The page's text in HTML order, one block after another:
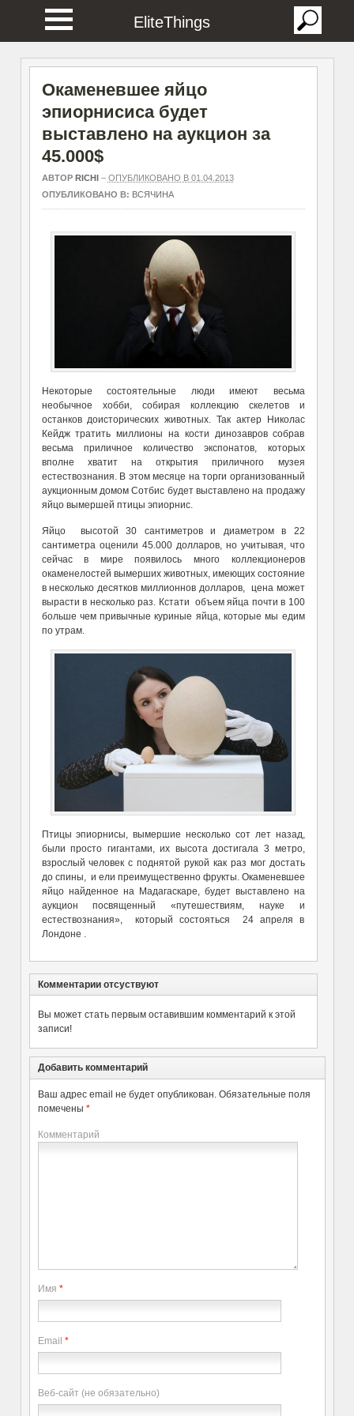
EliteThings
Окаменевшее яйцо
эпиорнисиса будет
выставлено на аукцион за
45.000$
АВТОР RICHI– ОПУБЛИКОВАНО В 01.04.2013
ОПУБЛИКОВАНО В: ВСЯЧИНА
Некоторые состоятельные люди имеют весьма
необычное хобби, собирая коллекцию скелетов и
останков доисторических животных. Так актер Николас
Кейдж тратить миллионы на кости динозавров собрав
весьма приличное количество экспонатов, которых
вполне хватит на открытия приличного музея
естествознания. В этом месяце на торги организованный
аукционным домом Сотбис будет выставлено на продажу
яйцо вымершей птицы эпиорнис.
Яйцо высотой 30 сантиметров и диаметром в 22
сантиметра оценили 45.000 долларов, но учитывая, что
сейчас в мире появилось много коллекционеров
окаменелостей вымерших животных, имеющих состояние
в несколько десятков миллионнов долларов, цена может
вырасти в несколько раз. Кстати объем яйца почти в 100
больше чем привычные куриные яйца, которые мы едим
по утрам.
Птицы эпиорнисы, вымершие несколько сот лет назад,
были просто гигантами, их высота достигала 3 метро,
взрослый человек с поднятой рукой как раз мог достать
до спины, и ели преимущественно фрукты. Окаменевшее
яйцо найденное на Мадагаскаре, будет выставлено на
аукцион посвященный «путешествиям, науке и
естествознания», который состояться 24 апреля в
Лондоне .
Комментарии отсуствуют
Вы может стать первым оставившим комментарий к этой
записи!
Добавить комментарий
Ваш адрес email не будет опубликован. Обязательные поля
помечены *
Комментарий
Имя *
Email *
Веб-сайт (не обязательно)